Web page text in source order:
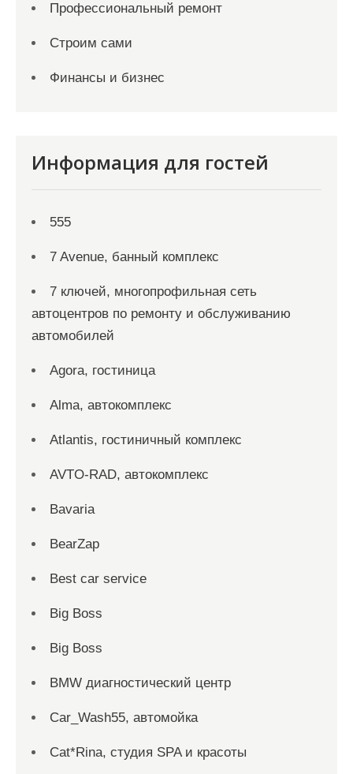
Профессиональный ремонт
Строим сами
Финансы и бизнес
Информация для гостей
555
7 Avenue, банный комплекс
7 ключей, многопрофильная сеть
автоцентров по ремонту и обслуживанию
автомобилей
Agora, гостиница
Alma, автокомплекс
Atlantis, гостиничный комплекс
AVTO-RAD, автокомплекс
Bavaria
BearZap
Best car service
Big Boss
Big Boss
BMW диагностический центр
Car_Wash55, автомойка
Cat*Rina, студия SPA и красоты